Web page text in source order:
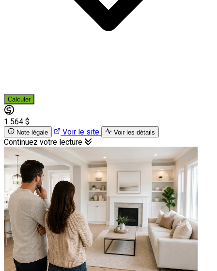
Calculer
1 564 $
Note légale Voir le site Voir les détails
Continuez votre lecture